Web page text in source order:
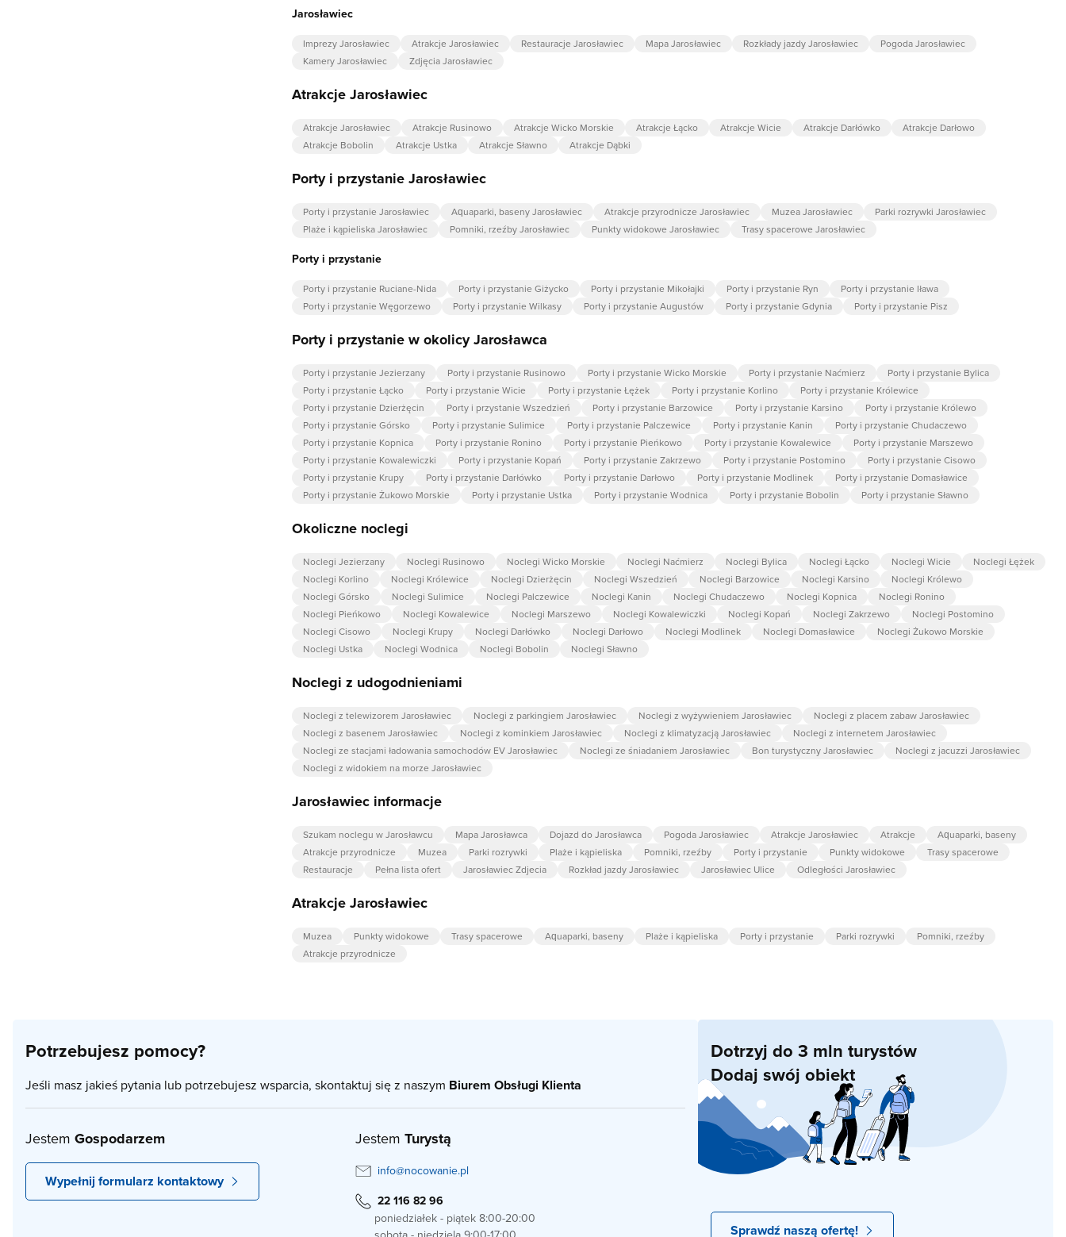
Jarosławiec
Imprezy Jarosławiec Atrakcje Jarosławiec Restauracje Jarosławiec Mapa Jarosławiec Rozkłady jazdy Jarosławiec
Pogoda Jarosławiec
Kamery Jarosławiec
Zdjęcia Jarosławiec
Atrakcje Jarosławiec
Atrakcje Jarosławiec Atrakcje Rusinowo Atrakcje Wicko Morskie Atrakcje Łącko Atrakcje Wicie Atrakcje Darłówko
Atrakcje Darłowo
Atrakcje Bobolin
Atrakcje Ustka Atrakcje Sławno Atrakcje Dąbki
Porty i przystanie Jarosławiec
Porty i przystanie Jarosławiec Aquaparki, baseny Jarosławiec Atrakcje przyrodnicze Jarosławiec Muzea Jarosławiec
Parki rozrywki Jarosławiec
Plaże i kąpieliska Jarosławiec
Pomniki, rzeźby Jarosławiec Punkty widokowe Jarosławiec Trasy spacerowe Jarosławiec
Porty i przystanie
Porty i przystanie Ruciane-Nida Porty i przystanie Giżycko Porty i przystanie Mikołajki Porty i przystanie Ryn
Porty i przystanie Iława
Porty i przystanie Węgorzewo
Porty i przystanie Wilkasy Porty i przystanie Augustów Porty i przystanie Gdynia Porty i przystanie Pisz
Porty i przystanie w okolicy Jarosławca
Porty i przystanie Jezierzany Porty i przystanie Rusinowo Porty i przystanie Wicko Morskie Porty i przystanie Naćmierz
Porty i przystanie Bylica
Porty i przystanie Łącko
Porty i przystanie Wicie Porty i przystanie Łężek Porty i przystanie Korlino
Porty i przystanie Królewice
Porty i przystanie Dzierżęcin
Porty i przystanie Wszedzień Porty i przystanie Barzowice Porty i przystanie Karsino
Porty i przystanie Królewo
Porty i przystanie Górsko
Porty i przystanie Sulimice Porty i przystanie Palczewice Porty i przystanie Kanin
Porty i przystanie Chudaczewo
Porty i przystanie Kopnica
Porty i przystanie Ronino Porty i przystanie Pieńkowo Porty i przystanie Kowalewice
Porty i przystanie Marszewo
Porty i przystanie Kowalewiczki
Porty i przystanie Kopań Porty i przystanie Zakrzewo Porty i przystanie Postomino
Porty i przystanie Cisowo
Porty i przystanie Krupy
Porty i przystanie Darłówko Porty i przystanie Darłowo Porty i przystanie Modlinek
Porty i przystanie Domasławice
Porty i przystanie Żukowo Morskie
Porty i przystanie Ustka Porty i przystanie Wodnica Porty i przystanie Bobolin Porty i przystanie Sławno
Okoliczne noclegi
Noclegi Jezierzany Noclegi Rusinowo Noclegi Wicko Morskie Noclegi Naćmierz Noclegi Bylica Noclegi Łącko Noclegi Wicie
Noclegi Łężek
Noclegi Korlino
Noclegi Królewice Noclegi Dzierżęcin Noclegi Wszedzień Noclegi Barzowice Noclegi Karsino
Noclegi Królewo
Noclegi Górsko
Noclegi Sulimice Noclegi Palczewice Noclegi Kanin Noclegi Chudaczewo Noclegi Kopnica
Noclegi Ronino
Noclegi Pieńkowo
Noclegi Kowalewice Noclegi Marszewo Noclegi Kowalewiczki Noclegi Kopań Noclegi Zakrzewo
Noclegi Postomino
Noclegi Cisowo
Noclegi Krupy Noclegi Darłówko Noclegi Darłowo Noclegi Modlinek Noclegi Domasławice
Noclegi Żukowo Morskie
Noclegi Ustka
Noclegi Wodnica Noclegi Bobolin Noclegi Sławno
Noclegi z udogodnieniami
Noclegi z telewizorem Jarosławiec Noclegi z parkingiem Jarosławiec Noclegi z wyżywieniem Jarosławiec
Noclegi z placem zabaw Jarosławiec
Noclegi z basenem Jarosławiec
Noclegi z kominkiem Jarosławiec Noclegi z klimatyzacją Jarosławiec
Noclegi z internetem Jarosławiec
Noclegi ze stacjami ładowania samochodów EV Jarosławiec
Noclegi ze śniadaniem Jarosławiec Bon turystyczny Jarosławiec
Noclegi z jacuzzi Jarosławiec
Noclegi z widokiem na morze Jarosławiec
Jarosławiec informacje
Szukam noclegu w Jarosławcu Mapa Jarosławca Dojazd do Jarosławca Pogoda Jarosławiec Atrakcje Jarosławiec Atrakcje
Aquaparki, baseny
Atrakcje przyrodnicze
Muzea Parki rozrywki Plaże i kąpieliska Pomniki, rzeźby Porty i przystanie Punkty widokowe
Trasy spacerowe
Restauracje
Pełna lista ofert Jarosławiec Zdjecia Rozkład jazdy Jarosławiec Jarosławiec Ulice Odległości Jarosławiec
Atrakcje Jarosławiec
Muzea Punkty widokowe Trasy spacerowe Aquaparki, baseny Plaże i kąpieliska Porty i przystanie Parki rozrywki
Pomniki, rzeźby
Atrakcje przyrodnicze
Potrzebujesz pomocy?
Jeśli masz jakieś pytania lub potrzebujesz wsparcia, skontaktuj się z naszym Biurem Obsługi Klienta
Jestem Gospodarzem
Wypełnij formularz kontaktowy
Jestem Turystą
info@nocowanie.pl
22 116 82 96
poniedziałek - piątek 8:00-20:00
Dotrzyj do 3 mln turystów
Dodaj swój obiekt
Sprawdź naszą ofertę!